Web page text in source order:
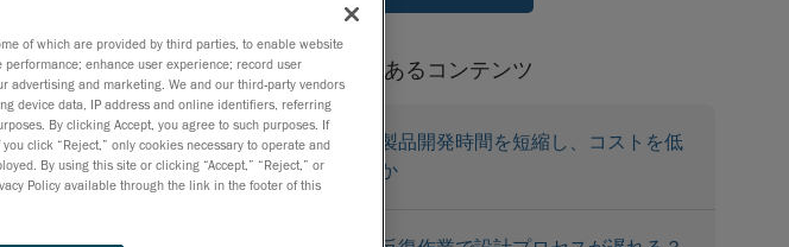
でしょう？用途に合っ
ャンについて押さえ
関連性のあるコンテンツ
いかに製品開発時間を短縮し、コストを低
減するか
of which are provided by third parties, to enable website
enhance user experience; record user
advertising and marketing. We and our third-party vendors
device data, IP address and online identifiers, referring
By clicking Accept, you agree to such purposes. If
click “Reject,” only cookies necessary to operate and
By using this site or clicking “Accept,” “Reject,” or
Policy available through the link in the footer of this